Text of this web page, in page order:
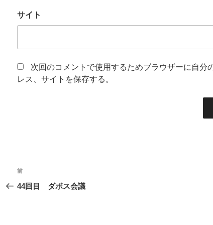
サイト
次回のコメントで使用するためブラウザーに自分
レス、サイトを保存する。
投
稿
過
去
前
44回目 ダボス会議